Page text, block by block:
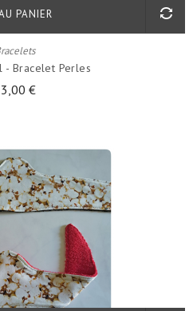
- Bracelet Perles
€
PANIER